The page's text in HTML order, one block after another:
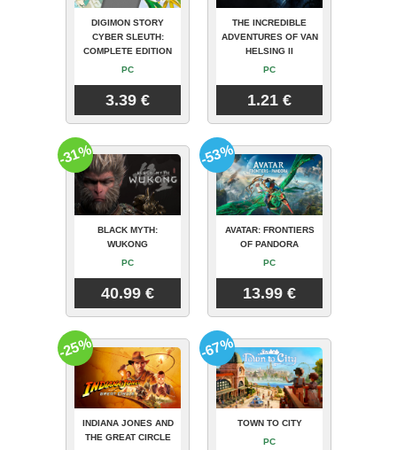
DIGIMON STORY
CYBER SLEUTH:
COMPLETE EDITION
PC
3.39 €
THE INCREDIBLE
ADVENTURES OF VAN
HELSING II
PC
1.21 €
BLACK MYTH:
WUKONG
PC
40.99 €
-31%
AVATAR: FRONTIERS
OF PANDORA
PC
13.99 €
-53%
INDIANA JONES AND
THE GREAT CIRCLE
-25%
TOWN TO CITY
PC
-67%